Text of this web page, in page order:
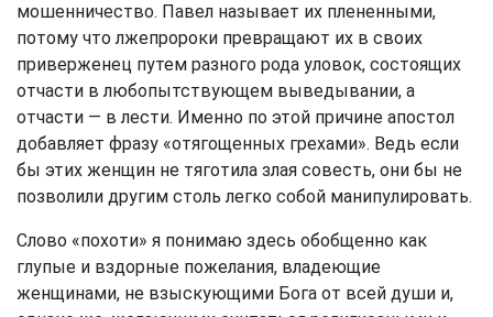
мошенничество. Павел называет их плененными,
потому что лжепророки превращают их в своих
приверженец путем разного рода уловок, состоящих
отчасти в любопытствующем выведывании, а
отчасти — в лести. Именно по этой причине апостол
добавляет фразу «отягощенных грехами». Ведь если
бы этих женщин не тяготила злая совесть, они бы не
позволили другим столь легко собой манипулировать.
Слово «похоти» я понимаю здесь обобщенно как
глупые и вздорные пожелания, владеющие
женщинами, не взыскующими Бога от всей души и,